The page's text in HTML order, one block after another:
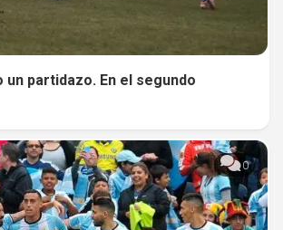
partidazo. En el segundo
0